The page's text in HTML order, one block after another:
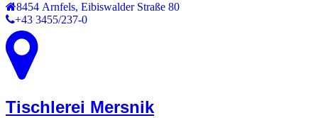
8454 Arnfels, Eibiswalder Straße 80
+43 3455/237-0
Tischlerei Mersnik